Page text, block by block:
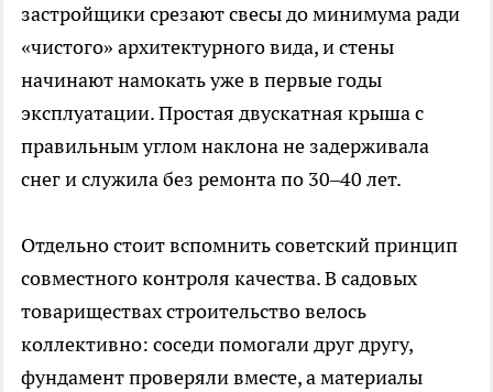
застройщики срезают свесы до минимума ради
«чистого» архитектурного вида, и стены
начинают намокать уже в первые годы
эксплуатации. Простая двускатная крыша с
правильным углом наклона не задерживала
снег и служила без ремонта по 30–40 лет.
Отдельно стоит вспомнить советский принцип
совместного контроля качества. В садовых
товариществах строительство велось
коллективно: соседи помогали друг другу,
фундамент проверяли вместе, а материалы